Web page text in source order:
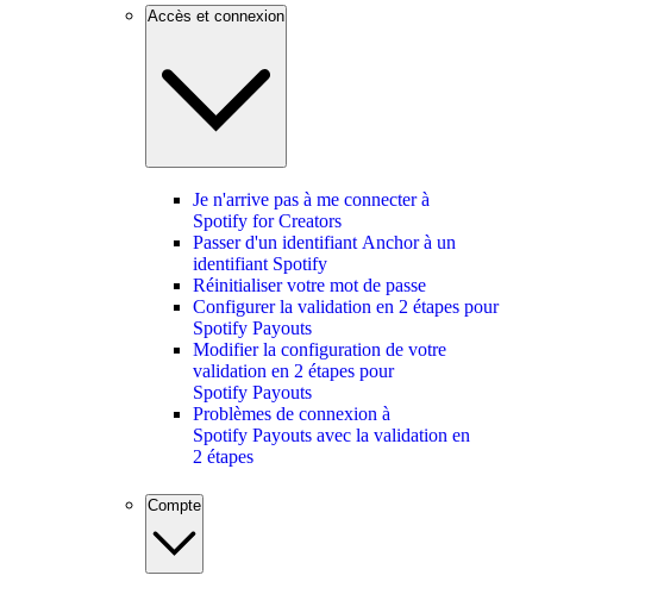
Accès et connexion
Je n'arrive pas à me connecter à
Spotify for Creators
Passer d'un identifiant Anchor à un
identifiant Spotify
Réinitialiser votre mot de passe
Configurer la validation en 2 étapes pour
Spotify Payouts
Modifier la configuration de votre
validation en 2 étapes pour
Spotify Payouts
Problèmes de connexion à
Spotify Payouts avec la validation en
2 étapes
Compte